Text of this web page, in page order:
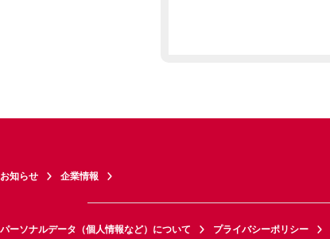
お知らせ 企業情報
パーソナルデータ（個人情報など）について プライバシーポリシー